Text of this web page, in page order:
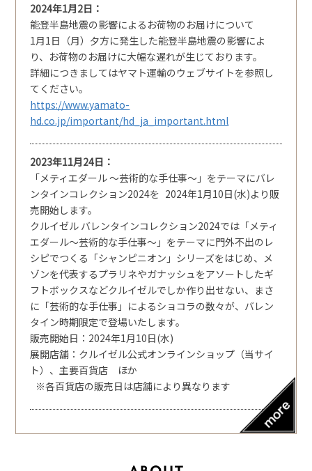
2024年1月2日
能登半島地震の影響によるお荷物のお届けについて
1月1日（月）夕方に発生した能登半島地震の影響によ
り、お荷物のお届けに大幅な遅れが生じております。
詳細につきましてはヤマト運輸のウェブサイトを参照し
てください。
https://www.yamato-
hd.co.jp/important/hd_ja_important.html
2023年11月24日
「メティエダール ～芸術的な手仕事～」をテーマにバレ
ンタインコレクション2024を 2024年1月10日(水)より販
売開始します。
クルイゼル バレンタインコレクション2024では「メティ
エダール～芸術的な手仕事～」をテーマに門外不出のレ
シピでつくる「シャンピニオン」シリーズをはじめ、メ
ゾンを代表するプラリネやガナッシュをアソートしたギ
フトボックスなどクルイゼルでしか作り出せない、まさ
に「芸術的な手仕事」によるショコラの数々が、バレン
タイン時期限定で登場いたします。
販売開始日：2024年1月10日(水)
展開店舗：クルイゼル公式オンラインショップ（当サイ
ト）、主要百貨店 ほか
※各百貨店の販売日は店舗により異なります